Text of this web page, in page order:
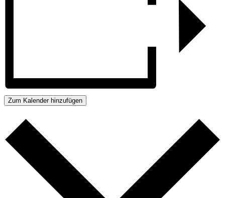
Zum Kalender hinzufügen